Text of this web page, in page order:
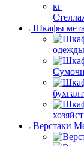
Шкафы
Верстаки